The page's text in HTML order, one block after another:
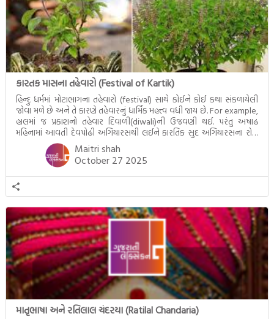
કારતક માસના તહેવારો (Festival of Kartik)
હિન્દુ ધર્મમાં મોટાભાગના તહેવારો (festival) સાથે કોઈને કોઈ કથા સંકળાયેલી
જોવા મળે છે અને તે કારણે તહેવારનું ધાર્મિક મહત્ત્વ વધી જાય છે. For example,
હાલમાં જ પ્રકાશનો તહેવાર દિવાળી(diwali)ની ઉજવણી થઈ. પરંતુ અષાઢ
મહિનામાં આવતી દેવપોઢી અગિયારસથી લઈને કારતિક સુદ અગિયારસના રોજ
આવતી દેવ ઊઠી અગિયારસ વચ્ચે મોટેભાગે યજ્ઞોપવીત સંસ્કાર, લગ્ન,
દીક્ષાગ્રહણ, યજ્ઞ, ગૃહપ્રવેશ જેવા […]
Maitri shah
October 27 2025
માતૃભાષા અને રતિલાલ ચંદરયા (Ratilal Chandaria)